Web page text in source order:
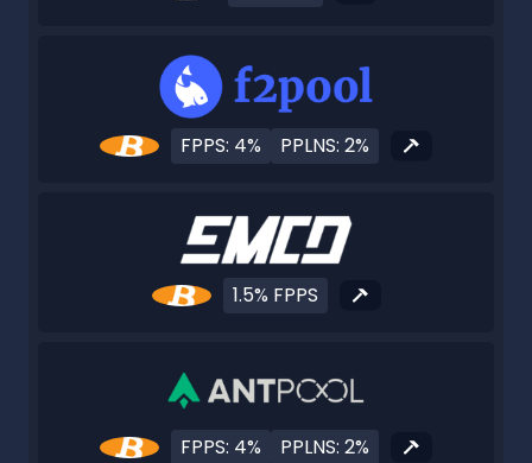
FPPS: 4% PPLNS: 2%
1.5% FPPS
FPPS: 4% PPLNS: 2%